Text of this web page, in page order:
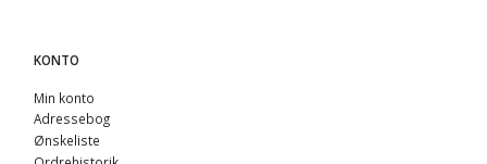
KONTO
Min konto
Adressebog
Ønskeliste